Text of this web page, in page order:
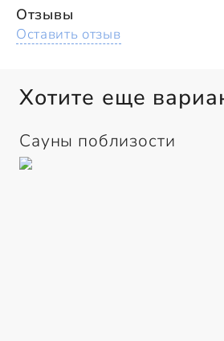
Отзывы
Оставить отзыв
Хотите еще
Сауны поблизости